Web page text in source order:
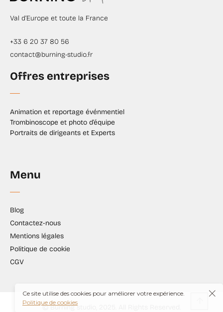
Val d’Europe et toute la France
+33 6 20 37 80 56
contact@burning-studio.fr
Offres entreprises
Animation et reportage événmentiel
Trombinoscope et photo d’équipe
Portraits de dirigeants et Experts
Menu
Blog
Contactez-nous
Mentions légales
Politique de cookie
CGV
© Burning studio, 2025. All Rights Reserved.
Ce site utilise des cookies pour améliorer votre expérience.
Politique de cookies